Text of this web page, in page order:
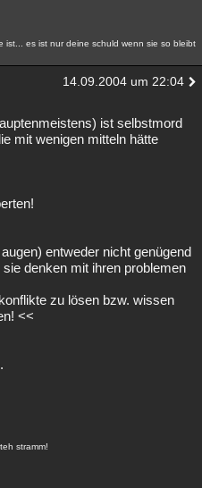
ist... es ist nur deine schuld wenn sie so bleibt
14.09.2004 um 22:04
ist selbstmord
mit wenigen mitteln hätte
entweder nicht genügend
denken mit ihren problemen
zu lösen bzw. wissen
<<
stramm!